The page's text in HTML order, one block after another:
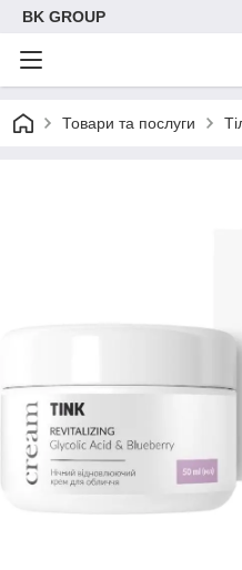
BK GROUP
Товари та послуги